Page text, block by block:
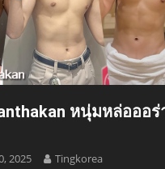
หนุ่มหล่อออร่
2025 Tingkorea